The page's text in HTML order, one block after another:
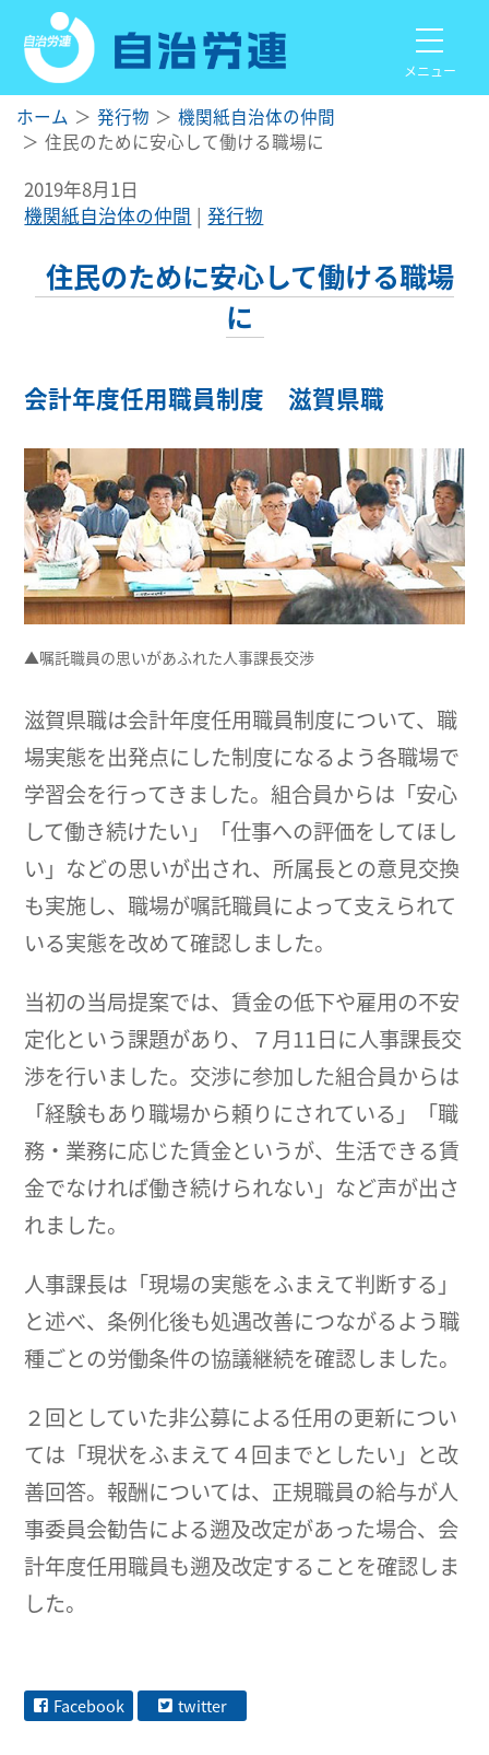
メニュー
ホーム 発行物
機関紙自治体の仲間
住民のために安心して働ける職場に
2019年8月1日
機関紙自治体の仲間
発行物
住民のために安心して働ける職場
に
会計年度任用職員制度 滋賀県職
▲嘱託職員の思いがあふれた人事課長交渉
滋賀県職は会計年度任用職員制度について、職
場実態を出発点にした制度になるよう各職場で
学習会を行ってきました。組合員からは「安心
して働き続けたい」「仕事への評価をしてほし
い」などの思いが出され、所属長との意見交換
も実施し、職場が嘱託職員によって支えられて
いる実態を改めて確認しました。
当初の当局提案では、賃金の低下や雇用の不安
定化という課題があり、７月11日に人事課長交
渉を行いました。交渉に参加した組合員からは
「経験もあり職場から頼りにされている」「職
務・業務に応じた賃金というが、生活できる賃
金でなければ働き続けられない」など声が出さ
れました。
人事課長は「現場の実態をふまえて判断する」
と述べ、条例化後も処遇改善につながるよう職
種ごとの労働条件の協議継続を確認しました。
２回としていた非公募による任用の更新につい
ては「現状をふまえて４回までとしたい」と改
善回答。報酬については、正規職員の給与が人
事委員会勧告による遡及改定があった場合、会
計年度任用職員も遡及改定することを確認しま
した。
Facebook twitter